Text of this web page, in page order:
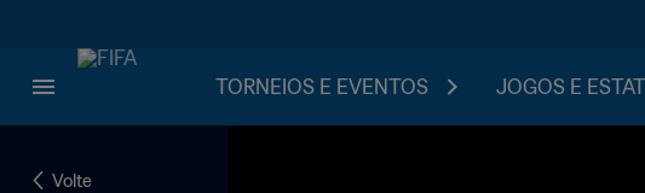
TORNEIOS E EVENTOS JOGOS E
Volte